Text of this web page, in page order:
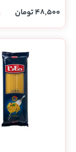
48,500 تومان